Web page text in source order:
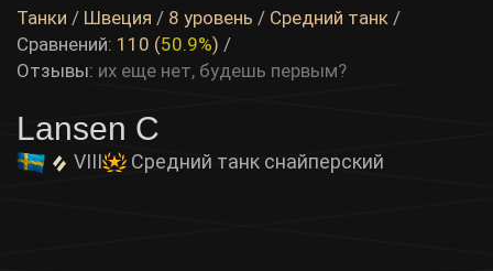
Танки / Швеция / 8 уровень / Средний танк /
Сравнений: 110 (50.9%) /
Отзывы: их еще нет, будешь первым?
Lansen C
VIII Средний танк снайперский